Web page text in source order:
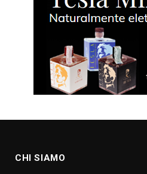
CHI SIAMO